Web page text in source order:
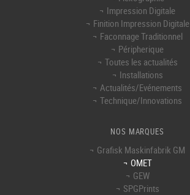
Impression Digitale
Finition Impression Digitale
Faconnage Traditionnel
Péripherique
Toutes les actualités
Installations
Actualités/Evénements
Technique/Innovations
NOS MARQUES
Grafisk Maskinfabrik GM
OMET
GEW
SPGPrints